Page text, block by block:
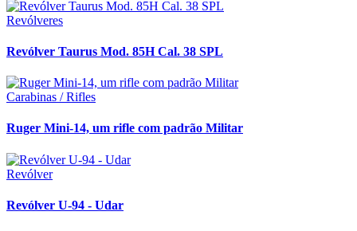
Revólveres
Revólver Taurus Mod. 85H Cal. 38 SPL
Carabinas / Rifles
Ruger Mini-14, um rifle com padrão Militar
Revólver
Revólver U-94 - Udar